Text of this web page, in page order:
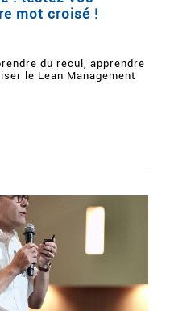
mot croisé !
du recul, apprendre
le Lean Management